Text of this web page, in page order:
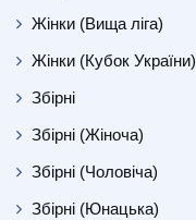
Жінки (Вища ліга)
Жінки (Кубок України)
Збірні
Збірні (Жіноча)
Збірні (Чоловіча)
Збірні (Юнацька)